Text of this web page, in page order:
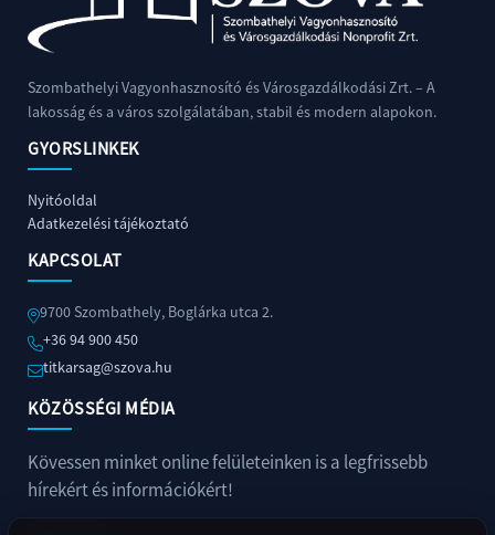
Szombathelyi Vagyonhasznosító és Városgazdálkodási Zrt. – A
lakosság és a város szolgálatában, stabil és modern alapokon.
GYORSLINKEK
Nyitóoldal
Adatkezelési tájékoztató
KAPCSOLAT
9700 Szombathely, Boglárka utca 2.
+36 94 900 450
titkarsag@szova.hu
KÖZÖSSÉGI MÉDIA
Kövessen minket online felületeinken is a legfrissebb
hírekért és információkért!